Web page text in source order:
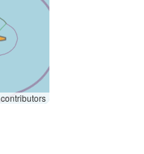
contributors